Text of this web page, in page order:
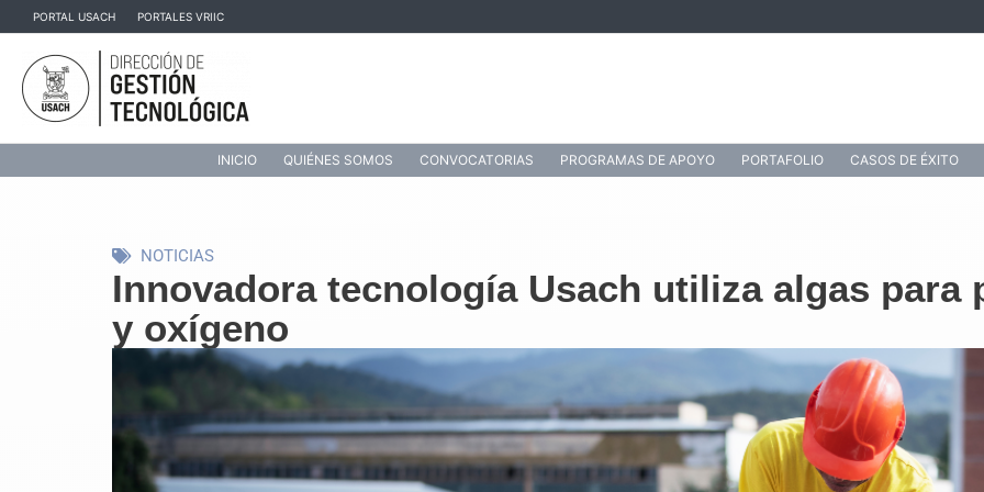
al
contenido
PORTAL USACH PORTALES VRIIC
INICIO QUIÉNES SOMOS CONVOCATORIAS PROGRAMAS DE APOYO PORTAFOLIO CASOS DE ÉXITO
NOTICIAS
Innovadora tecnología Usach utiliza algas
y oxígeno